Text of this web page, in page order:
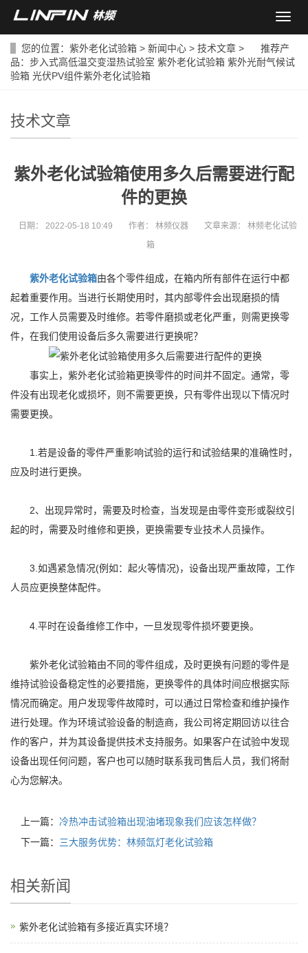
导
菜
单
您的位置： 紫外老化试验箱 > 新闻中心 > 技术文章 > 推荐产
品： 步入式高低温交变湿热试验室 紫外老化试验箱 紫外光耐气候试
验箱 光伏PV组件紫外老化试验箱
技术文章
紫外老化试验箱使用多久后需要进行配
件的更换
日期： 2022-05-18 10:49 作者： 林频仪器 文章来源： 林频老化试验
箱
紫外老化试验箱由各个零件组成，在箱内所有部件在运行中都
起着重要作用。当进行长期使用时，其内部零件会出现磨损的情
况，工作人员需要及时维修。若零件磨损或老化严重，则需更换零
件，在我们使用设备后多久需要进行更换呢？
事实上，紫外老化试验箱更换零件的时间并不固定。通常，零
件没有出现老化或损坏，则不需要更换，只有零件出现以下情况时
需要更换。
1.若是设备的零件严重影响试验的运行和试验结果的准确性时，
应及时进行更换。
2、出现异常时，需要及时检查，当发现是由零件变形或裂纹引
起的时，需要及时维修和更换，更换需要专业技术人员操作。
3.如遇紧急情况(例如：起火等情况)，设备出现严重故障，工作
人员应更换整体配件。
4.平时在设备维修工作中，一旦发现零件损坏要更换。
紫外老化试验箱由不同的零件组成，及时更换有问题的零件是
维持试验设备稳定性的必要措施，更换零件的具体时间应根据实际
情况而确定。用户发现零件故障时，可以通过日常检查和维护操作
进行处理。作为环境试验设备的制造商，我公司将定期回访以往合
作的客户，并为其设备提供技术支持服务。如果客户在试验中发现
设备出现任何问题，客户也可以随时联系我司售后人员，我们将耐
心为您解决。
上一篇： 冷热冲击试验箱出现油堵现象我们应该怎样做？
下一篇： 三大服务优势：林频氙灯老化试验箱
相关新闻
紫外老化试验箱有多接近真实环境？